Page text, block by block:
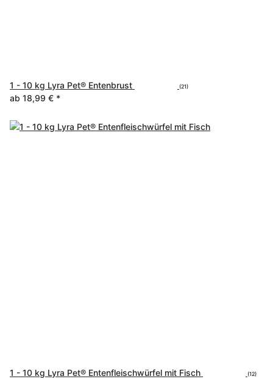
1 - 10 kg Lyra Pet® Entenbrust (21)
ab 18,99 € *
1 - 10 kg Lyra Pet® Entenfleischwürfel mit Fisch (12)